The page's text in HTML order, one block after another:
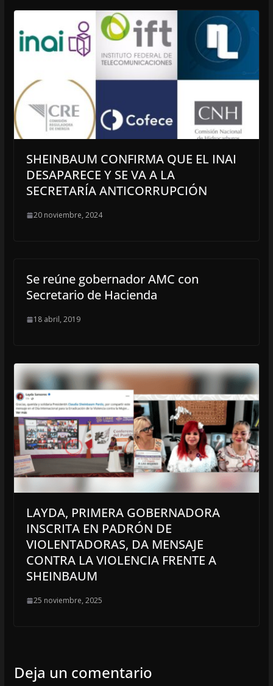
SHEINBAUM CONFIRMA QUE EL INAI
DESAPARECE Y SE VA A LA
SECRETARÍA ANTICORRUPCIÓN
20 noviembre, 2024
Se reúne gobernador AMC con
Secretario de Hacienda
18 abril, 2019
LAYDA, PRIMERA GOBERNADORA
INSCRITA EN PADRÓN DE
VIOLENTADORAS, DA MENSAJE
CONTRA LA VIOLENCIA FRENTE A
SHEINBAUM
25 noviembre, 2025
Deja un comentario